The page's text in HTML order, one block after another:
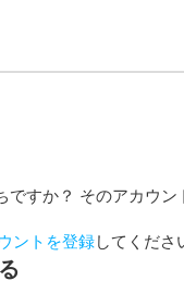
すか？ そのアカウン
ントを登録してくださ